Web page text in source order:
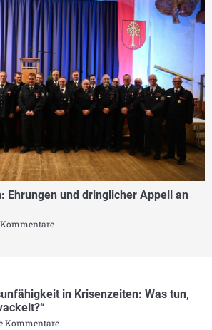
Ehrungen und dringlicher Appell an
in Krisenzeiten: Was tun,
Kommentare